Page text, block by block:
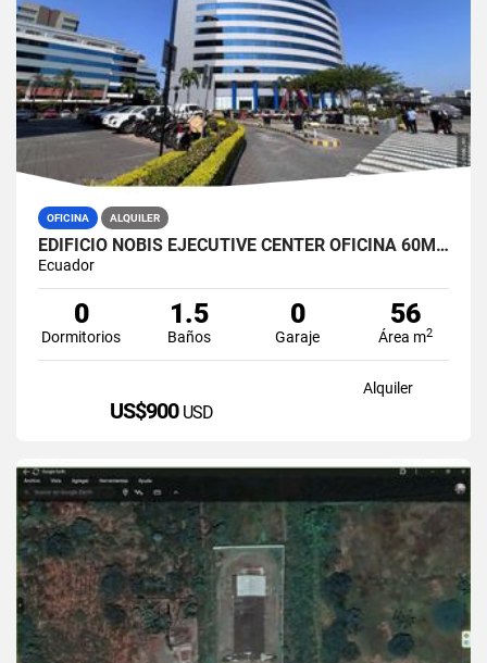
OFICINA ALQUILER
EDIFICIO NOBIS EJECUTIVE CENTER OFICINA 60M2 EN ALQUILER AMOBLADA
Ecuador
0
Dormitorios
1.5
Baños
0
Garaje
56
Área m2
Alquiler
US$900 USD